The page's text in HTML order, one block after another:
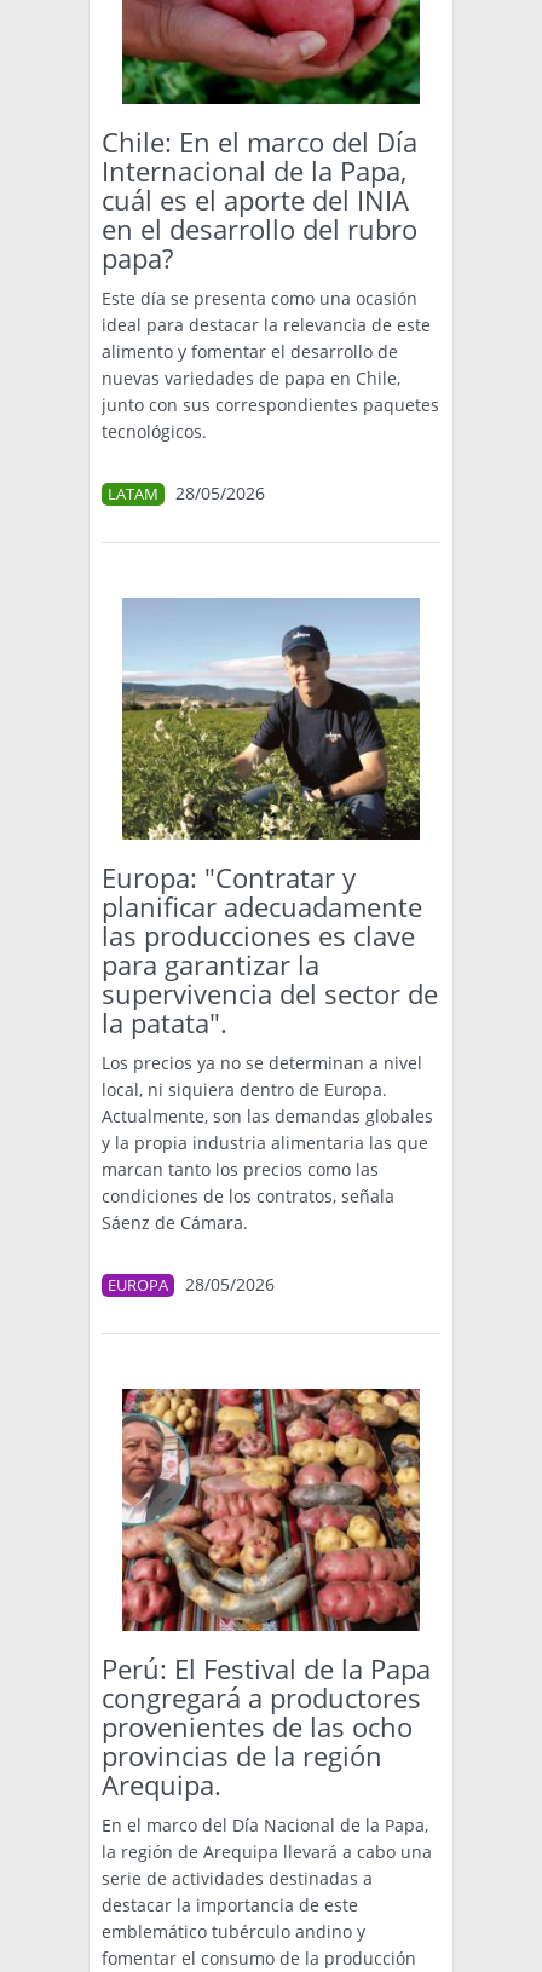
Chile: En el marco del Día
Internacional de la Papa,
cuál es el aporte del INIA
en el desarrollo del rubro
papa?
Este día se presenta como una ocasión
ideal para destacar la relevancia de este
alimento y fomentar el desarrollo de
nuevas variedades de papa en Chile,
junto con sus correspondientes paquetes
tecnológicos.
LATAM 28/05/2026
Europa: "Contratar y
planificar adecuadamente
las producciones es clave
para garantizar la
supervivencia del sector de
la patata".
Los precios ya no se determinan a nivel
local, ni siquiera dentro de Europa.
Actualmente, son las demandas globales
y la propia industria alimentaria las que
marcan tanto los precios como las
condiciones de los contratos, señala
Sáenz de Cámara.
EUROPA 28/05/2026
Perú: El Festival de la Papa
congregará a productores
provenientes de las ocho
provincias de la región
Arequipa.
En el marco del Día Nacional de la Papa,
la región de Arequipa llevará a cabo una
serie de actividades destinadas a
destacar la importancia de este
emblemático tubérculo andino y
fomentar el consumo de la producción